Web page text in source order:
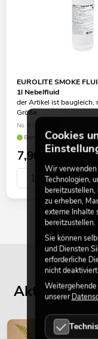
EUROLITE SMOKE
1l Nebelfluid
der Artikel ist baugleich,
Größe
No. 51704359
Bestand reicht ca. 12 Wo.
7,90 €
Aktuelle
DEKORATION
Cookies
Wir verwenden
Technologien,
bereitzustellen,
zu erheben,
externe Inhalte
bereitzustellen.
Sie können
und Diensten
erforderliche
nicht
unserer